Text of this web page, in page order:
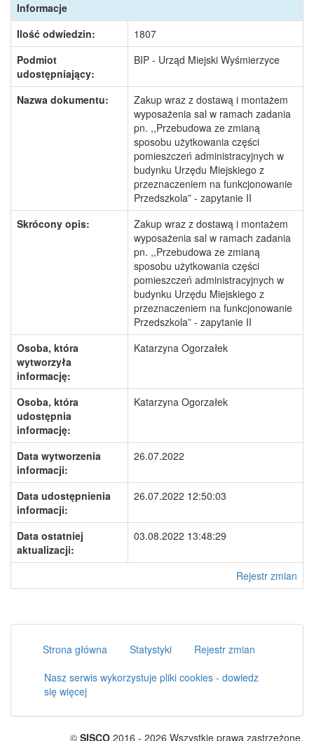
Informacje
Ilość odwiedzin:
1807
Podmiot
udostępniający:
BIP - Urząd Miejski Wyśmierzyce
Nazwa dokumentu:
Zakup wraz z dostawą i montażem
wyposażenia sal w ramach zadania
pn. ,,Przebudowa ze zmianą
sposobu użytkowania części
pomieszczeń administracyjnych w
budynku Urzędu Miejskiego z
przeznaczeniem na funkcjonowanie
Przedszkola” - zapytanie II
Skrócony opis:
Zakup wraz z dostawą i montażem
wyposażenia sal w ramach zadania
pn. ,,Przebudowa ze zmianą
sposobu użytkowania części
pomieszczeń administracyjnych w
budynku Urzędu Miejskiego z
przeznaczeniem na funkcjonowanie
Przedszkola” - zapytanie II
Osoba, która
wytworzyła
informację:
Katarzyna Ogorzałek
Osoba, która
udostępnia
informację:
Katarzyna Ogorzałek
Data wytworzenia
informacji:
26.07.2022
Data udostępnienia
informacji:
26.07.2022 12:50:03
Data ostatniej
aktualizacji:
03.08.2022 13:48:29
Rejestr zmian
Strona główna Statystyki
Rejestr zmian
Nasz serwis wykorzystuje pliki cookies - dowiedz
się więcej
© SISCO 2016 - 2026 Wszystkie prawa zastrzeżone.